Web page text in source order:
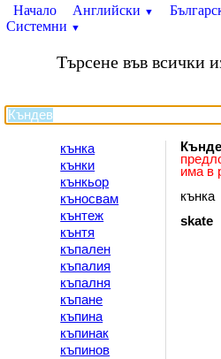
Начало Английски ▼
Системни ▼
Търсене във всички
кънка
кънки
кънкьор
къносвам
кънтеж
кънтя
къпален
къпалия
къпалня
къпане
къпина
къпинак
къпинов
има в
кънка
skate